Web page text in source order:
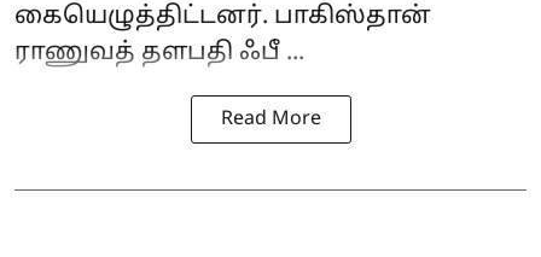
கையெழுத்திட்டனர். பாகிஸ்தான்
ராணுவத் தளபதி ஃபீ ...
Read More